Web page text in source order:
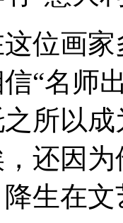
画家
“名师
所以
还因
降生在